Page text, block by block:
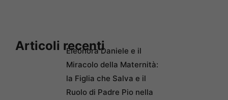
Articoli recentiEleonora Daniele e il
Miracolo della Maternità:
la Figlia che Salva e il
Ruolo di Padre Pio nella